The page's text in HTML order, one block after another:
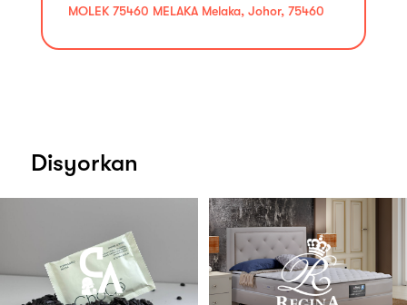
MOLEK 75460 MELAKA Melaka, Johor, 75460
Disyorkan